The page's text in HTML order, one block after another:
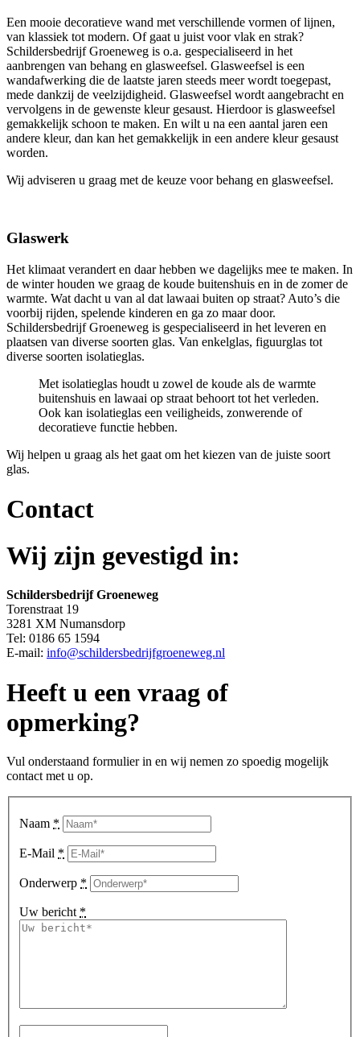
Een mooie decoratieve wand met verschillende vormen of lijnen,
van klassiek tot modern. Of gaat u juist voor vlak en strak?
Schildersbedrijf Groeneweg is o.a. gespecialiseerd in het
aanbrengen van behang en glasweefsel. Glasweefsel is een
wandafwerking die de laatste jaren steeds meer wordt toegepast,
mede dankzij de veelzijdigheid. Glasweefsel wordt aangebracht en
vervolgens in de gewenste kleur gesaust. Hierdoor is glasweefsel
gemakkelijk schoon te maken. En wilt u na een aantal jaren een
andere kleur, dan kan het gemakkelijk in een andere kleur gesaust
worden.
Wij adviseren u graag met de keuze voor behang en glasweefsel.
Glaswerk
Het klimaat verandert en daar hebben we dagelijks mee te maken. In
de winter houden we graag de koude buitenshuis en in de zomer de
warmte. Wat dacht u van al dat lawaai buiten op straat? Auto’s die
voorbij rijden, spelende kinderen en ga zo maar door.
Schildersbedrijf Groeneweg is gespecialiseerd in het leveren en
plaatsen van diverse soorten glas. Van enkelglas, figuurglas tot
diverse soorten isolatieglas.
Met isolatieglas houdt u zowel de koude als de warmte
buitenshuis en lawaai op straat behoort tot het verleden.
Ook kan isolatieglas een veiligheids, zonwerende of
decoratieve functie hebben.
Wij helpen u graag als het gaat om het kiezen van de juiste soort
glas.
Contact
Wij zijn gevestigd in:
Schildersbedrijf Groeneweg
Torenstraat 19
3281 XM Numansdorp
Tel: 0186 65 1594
E-mail: info@schildersbedrijfgroeneweg.nl
Heeft u een vraag of
opmerking?
Vul onderstaand formulier in en wij nemen zo spoedig mogelijk
contact met u op.
Naam *
E-Mail *
Onderwerp *
Uw bericht *